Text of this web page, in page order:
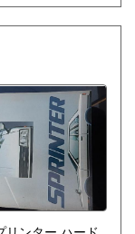
化された熱力学
理論で、1977
、グランスドル
る構造の問題
、生物学につい